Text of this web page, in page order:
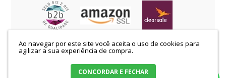
Ao navegar por este site você aceita o uso de cookies para
agilizar a sua experiência de compra.
CONCORDAR E FECHAR
©2014 - 2024 estrelaevangelica.com.br | TODOS OS DIREITOS RESERVADOS
K.C.S Comércio de Confecções Ltda | CNPJ: 58.509.129/0001-00
Paraná - 87600.000 |Mapa do site